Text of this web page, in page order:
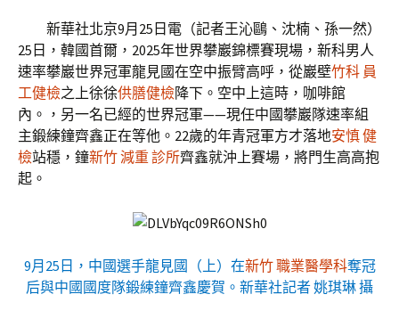
新華社北京9月25日電（記者王沁鷗、沈楠、孫一然）
25日，韓國首爾，2025年世界攀巖錦標賽現場，新科男人
速率攀巖世界冠軍龍見國在空中振臂高呼，從巖壁竹科 員
工健檢之上徐徐供膳健檢降下。空中上這時，咖啡館
內。，另一名已經的世界冠軍——現任中國攀巖隊速率組
主鍛練鐘齊鑫正在等他。22歲的年青冠軍方才落地安慎 健
檢站穩，鐘新竹 減重 診所齊鑫就沖上賽場，將門生高高抱
起。
9月25日，中國選手龍見國（上）在新竹 職業醫學科奪冠
后與中國國度隊鍛練鐘齊鑫慶賀。新華社記者 姚琪琳 攝